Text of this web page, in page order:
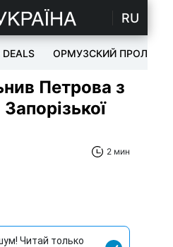
RU
DEALS ОРМУЗСКИЙ ПРОЛИВ
Петрова з
2 мин
Читай только